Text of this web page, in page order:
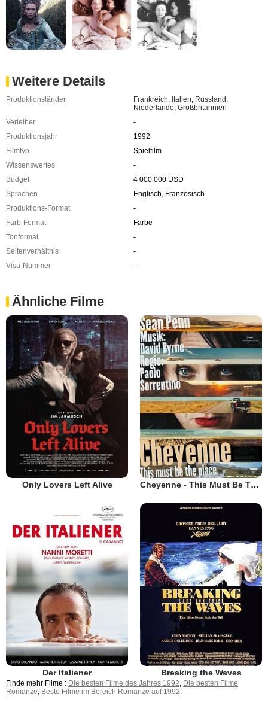
Weitere Details
Produktionsländer Frankreich, Italien, Russland ,
Niederlande, Großbritannien
Verleiher
-
Produktionsjahr
1992
Filmtyp
Spielfilm
Wissenswertes
-
Budget
4 000 000 USD
Sprachen
Englisch, Französisch
Produktions-Format
-
Farb-Format
Farbe
Tonformat
-
Seitenverhältnis
-
Visa-Nummer
-
Ähnliche Filme
Only Lovers Left Alive Cheyenne - This Must Be The Place
Der Italiener Breaking the Waves
Finde mehr Filme : Die besten Filme des Jahres 1992 Die besten Filme
Romanze Beste Filme im Bereich Romanze auf 1992